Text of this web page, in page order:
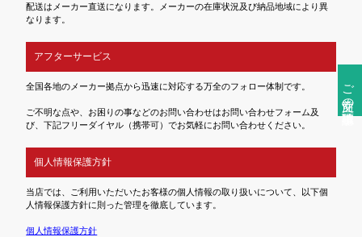
ご注文前の確認事項
配送はメーカー直送になります。メーカーの在庫状況及び納品地域により異
なります。
アフターサービス
全国各地のメーカー拠点から迅速に対応する万全のフォロー体制です。
ご不明な点や、お困りの事などのお問い合わせはお問い合わせフォーム及
び、下記フリーダイヤル（携帯可）でお気軽にお問い合わせください。
個人情報保護方針
当店では、ご利用いただいたお客様の個人情報の取り扱いについて、以下個
人情報保護方針に則った管理を徹底しています。
個人情報保護方針